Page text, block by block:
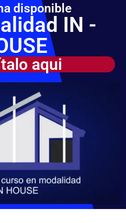
disponible
IN -
aqui